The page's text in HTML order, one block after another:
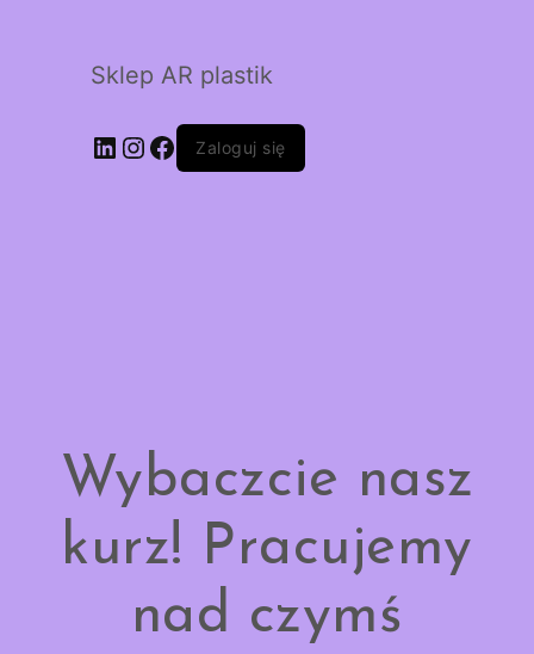
Sklep AR plastik
LinkedIn
Instagram
Facebook
Zaloguj się
Wybaczcie nasz
kurz! Pracujemy
nad czymś